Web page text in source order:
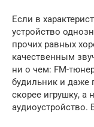
Если в
устройство
прочих равных
качественным
ни о чем: FM-
будильник и даже
скорее игрушку, а
аудиоустройство.